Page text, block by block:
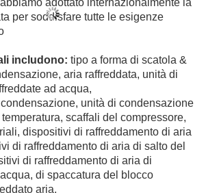
adottato internazionalmente la
per soddisfare tutte le esigenze
includono: tipo a forma di scatola &
aria raffreddata, unità di
ad acqua,
unità di condensazione
scaffali del compressore,
dispositivi di raffreddamento di aria
di raffreddamento di aria di salto del
di raffreddamento di aria di
di spaccatura del blocco
aria,